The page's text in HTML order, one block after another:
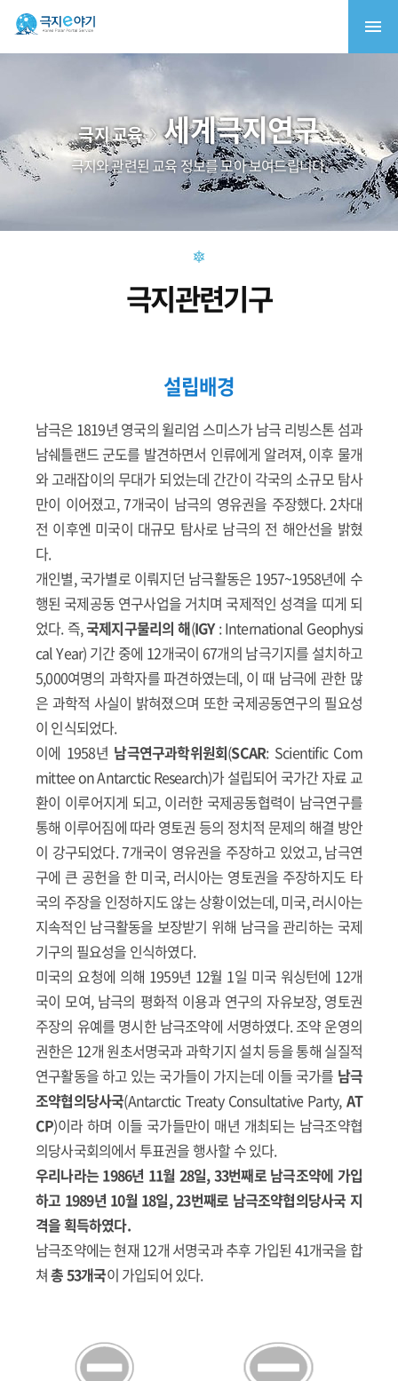
극지 교육 세계극지연구
극지와 관련된 교육 정보를 모아 보여드립니다.
극지관련기구
설립배경
남극은 1819년 영국의 윌리엄 스미스가 남극 리빙스톤 섬과
남쉐틀랜드 군도를 발견하면서 인류에게 알려져, 이후 물개
와 고래잡이의 무대가 되었는데 간간이 각국의 소규모 탐사
만이 이어졌고, 7개국이 남극의 영유권을 주장했다. 2차대
전 이후엔 미국이 대규모 탐사로 남극의 전 해안선을 밝혔
다.
개인별, 국가별로 이뤄지던 남극활동은 1957~1958년에 수
행된 국제공동 연구사업을 거치며 국제적인 성격을 띠게 되
었다. 즉,국제지구물리의 해(IGY: International Geophysi
cal Year) 기간 중에 12개국이 67개의 남극기지를 설치하고
5,000여명의 과학자를 파견하였는데, 이 때 남극에 관한 많
은 과학적 사실이 밝혀졌으며 또한 국제공동연구의 필요성
이 인식되었다.
이에 1958년 남극연구과학위원회(SCAR: Scientific Com
mittee on Antarctic Research)가 설립되어 국가간 자료 교
환이 이루어지게 되고, 이러한 국제공동협력이 남극연구를
통해 이루어짐에 따라 영토권 등의 정치적 문제의 해결 방안
이 강구되었다. 7개국이 영유권을 주장하고 있었고, 남극연
구에 큰 공헌을 한 미국, 러시아는 영토권을 주장하지도 타
국의 주장을 인정하지도 않는 상황이었는데, 미국, 러시아는
지속적인 남극활동을 보장받기 위해 남극을 관리하는 국제
기구의 필요성을 인식하였다.
미국의 요청에 의해 1959년 12월 1일 미국 워싱턴에 12개
국이 모여, 남극의 평화적 이용과 연구의 자유보장, 영토권
주장의 유예를 명시한 남극조약에 서명하였다. 조약 운영의
권한은 12개 원초서명국과 과학기지 설치 등을 통해 실질적
연구활동을 하고 있는 국가들이 가지는데 이들 국가를 남극
조약협의당사국(Antarctic Treaty Consultative Party, AT
CP)이라 하며 이들 국가들만이 매년 개최되는 남극조약협
의당사국회의에서 투표권을 행사할 수 있다.
우리나라는 1986년 11월 28일, 33번째로 남극조약에 가입
하고 1989년 10월 18일, 23번째로 남극조약협의당사국 지
격을 획득하였다.
남극조약에는 현재 12개 서명국과 추후 가입된 41개국을 합
쳐총 53개국이 가입되어 있다.